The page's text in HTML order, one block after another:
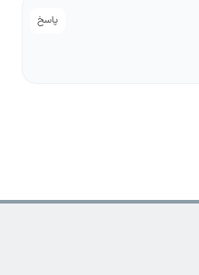
پاسخ